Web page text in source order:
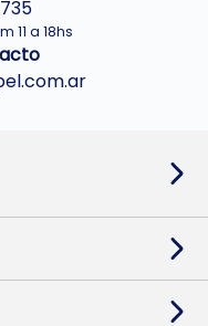
11 a 18hs